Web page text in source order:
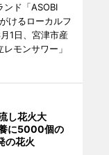
ンド「ASOBI
けるローカルフ
1日、宮津市産
モンサワー」
し花火大
に5000個の
の花火